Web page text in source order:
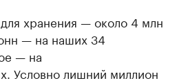
хранения — около 4 млн
— на наших 34
— на
Условно лишний миллион